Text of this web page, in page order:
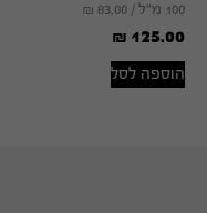
100 מ"ל / ₪ 83.00
₪ 125.00
הוספה לסל